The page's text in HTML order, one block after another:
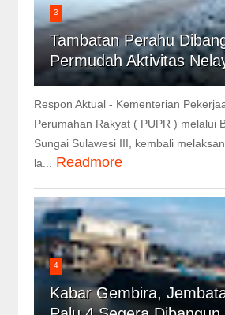
3
Tambatan Perahu
Permudah Aktivitas
Respon Aktual - Kementerian
Perumahan Rakyat ( PUPR ) melalui
Sungai Sulawesi III, kembali
la... Readmore
4
Kabar Gembira,